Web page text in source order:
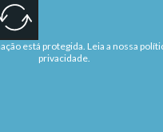
está protegida. Leia a nossa
privacidade.